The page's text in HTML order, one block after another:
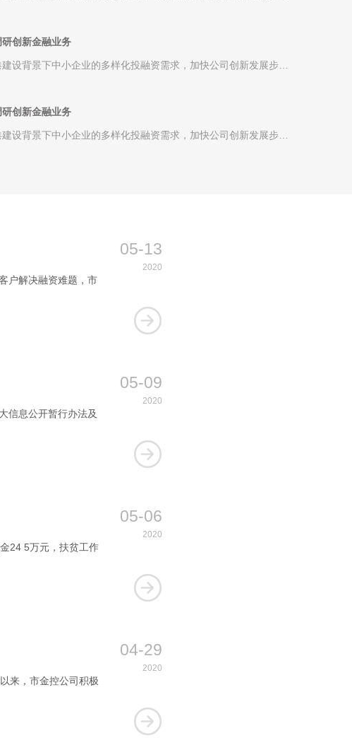
创新金融业务
设背景下中小企业的多样化投融资需求，加快公司创新发展步
创新金融业务
设背景下中小企业的多样化投融资需求，加快公司创新发展步
05-13
2020
户解决融资难题，市
05-09
2020
信息公开暂行办法及
05-06
2020
24 5万元，扶贫工作
04-29
2020
来，市金控公司积极